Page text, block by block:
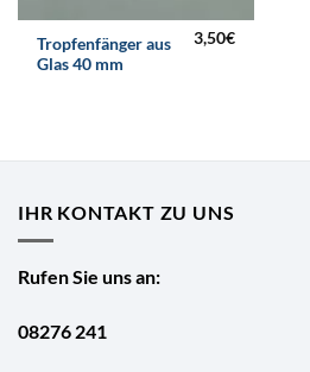
Tropfenfänger aus
Glas 40 mm
3,50€
IHR KONTAKT ZU UNS
Rufen Sie uns an:
08276 241